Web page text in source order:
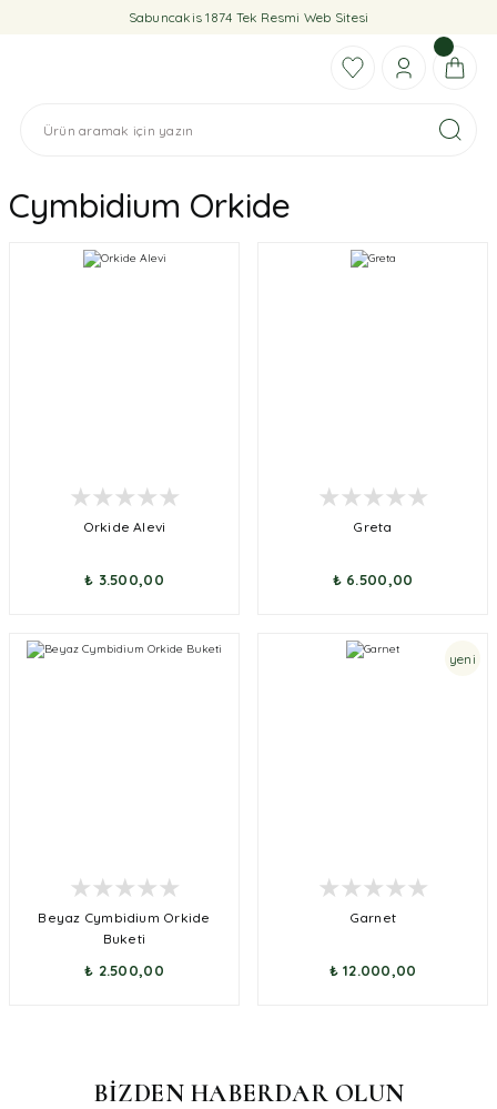
Sabuncakis 1874 Tek Resmi Web Sitesi
Cymbidium Orkide
Orkide Alevi
₺ 3.500,00
Greta
₺ 6.500,00
Beyaz Cymbidium Orkide
Buketi
₺ 2.500,00
yeni
Garnet
₺ 12.000,00
BİZDEN HABERDAR OLUN